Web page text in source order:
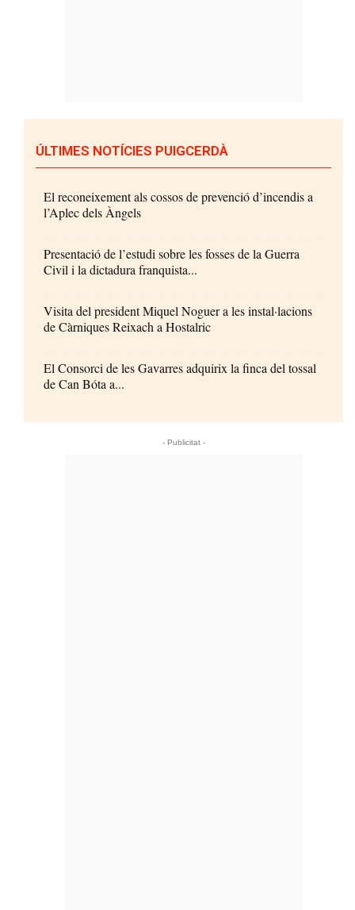
ÚLTIMES NOTÍCIES PUIGCERDÀ
El reconeixement als cossos de prevenció d’incendis a
l’Aplec dels Àngels
Presentació de l’estudi sobre les fosses de la Guerra
Civil i la dictadura franquista...
Visita del president Miquel Noguer a les instal·lacions
de Càrniques Reixach a Hostalric
El Consorci de les Gavarres adquirix la finca del tossal
de Can Bóta a...
- Publicitat -